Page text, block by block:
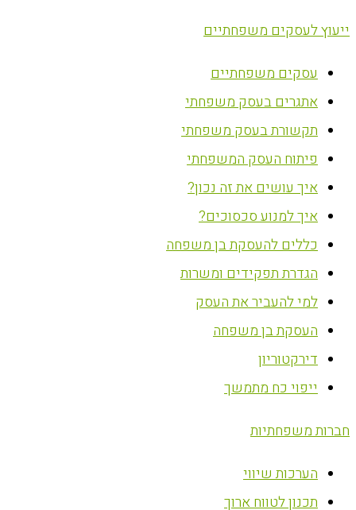
ייעוץ לעסקים משפחתיים
עסקים משפחתיים
אתגרים בעסק משפחתי
תקשורת בעסק משפחתי
פיתוח העסק המשפחתי
איך עושים את זה נכון?
איך למנוע סכסוכים?
כללים להעסקת בן משפחה
הגדרת תפקידים ומשרות
למי להעביר את העסק
העסקת בן משפחה
דירקטוריון
ייפוי כח מתמשך
חברות משפחתיות
הערכות שיווי
תכנון לטווח ארוך